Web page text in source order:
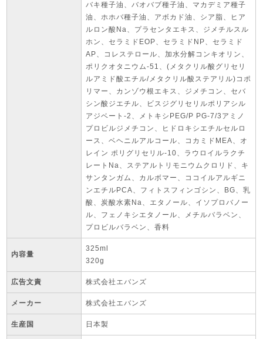
バキ種子油、バオバブ種子油、マカデミア種子
油、ホホバ種子油、アボカド油、シア脂、ヒア
ルロン酸Na、プラセンタエキス、ジメチルスル
ホン、セラミドEOP、セラミドNP、セラミド
AP、コレステロール、加水分解コンキオリン、
ポリクオタニウム-51、(メタクリル酸グリセリ
ルアミド酸エチル/メタクリル酸ステアリル)コポ
リマー、カンゾウ根エキス、ジメチコン、セバ
シン酸ジエチル、ビスジグリセリルポリアシル
アジベート-2、メトキシPEG/P PG-7/3アミノ
プロビルジメチコン、ヒドロキシエチルセルロ
ース、ベヘニルアルコール、コカミドMEA、オ
レイン ポリグリセリル-10、ラウロイルラクチ
レートNa、ステアルトリモニウムクロリド、キ
サンタンガム、カルボマー、ココイルアルギニ
ンエチルPCA、フィトスフィンゴシン、BG、乳
酸、炭酸水素Na、エタノール、イソプロバノー
ル、フェノキシエタノール、メチルバラベン、
プロビルバラベン、香料
内容量
325ml
320g
広告文責 株式会社エバンズ
メーカー 株式会社エバンズ
生産国 日本製